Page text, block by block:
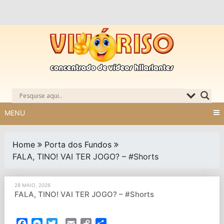
MENU
Home
Porta dos Fundos
FALA, TINO! VAI TER JOGO? – #Shorts
28 MAIO, 2026
FALA, TINO! VAI TER JOGO? – #Shorts